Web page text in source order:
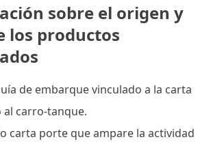
sobre el origen y
los productos
de embarque vinculado a la carta
al carro-tanque.
carta porte que ampare la actividad